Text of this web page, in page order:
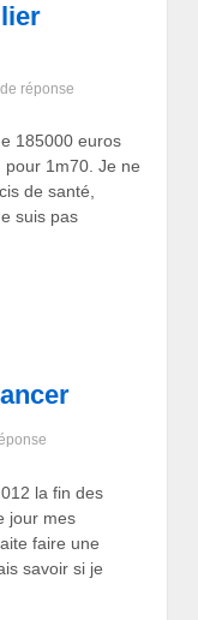
réponse
185000 euros
1m70. Je ne
de santé,
suis pas
la fin des
jour mes
faire une
savoir si je